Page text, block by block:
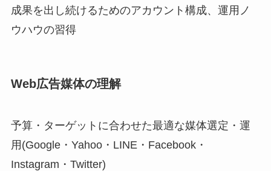
成果を出し続けるためのアカウント構成、運用ノ
ウハウの習得
Web広告媒体の理解
予算・ターゲットに合わせた最適な媒体選定・運
用(Google・Yahoo・LINE・Facebook・
Instagram・Twitter)